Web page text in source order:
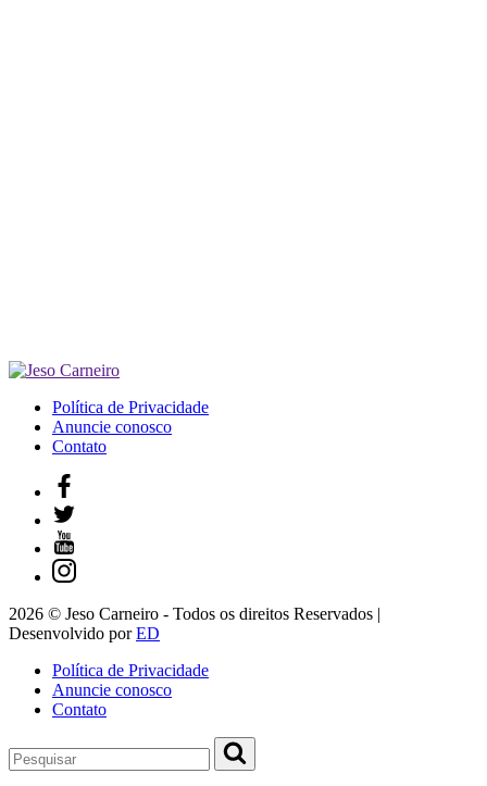
Política de Privacidade
Anuncie conosco
Contato
2026 © Jeso Carneiro - Todos os direitos Reservados |
Desenvolvido porED
Política de Privacidade
Anuncie conosco
Contato